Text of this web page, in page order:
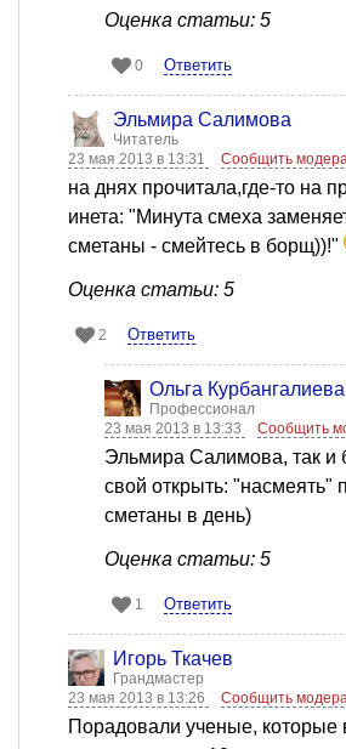
Оценка статьи: 5
0 Ответить
Эльмира Салимова
Читатель
23 мая 2013 в 13:31
Сообщить
на днях прочитала,где-то на
инета: "Минута смеха
сметаны - смейтесь в борщ))!"
Оценка статьи: 5
2 Ответить
Ольга Курбангалиева
Профессионал
23 мая 2013 в 13:33
Сообщить
Эльмира Салимова, так и
свой открыть: "насмеять"
сметаны в день)
Оценка статьи: 5
1 Ответить
Игорь Ткачев
Грандмастер
23 мая 2013 в 13:26
Сообщить
Порадовали ученые, которые